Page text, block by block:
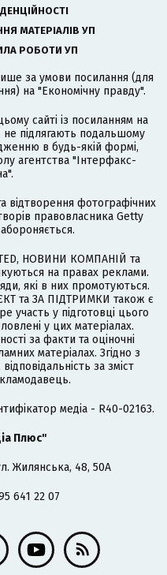
МАТЕРІАЛІВ УП
РОБОТИ УП
за умови посилання (для
на "Економічну правду".
сайті із посиланням на
не підлягають подальшому
в будь-якій формі,
агентства "Інтерфакс-
відтворення фотографічних
правовласника Getty
НОВИНИ КОМПАНІЙ та
на правах реклами.
які в них промотуються.
та ЗА ПІДТРИМКИ також є
участь у підготовці цього
у цих матеріалах.
за факти та оціночні
матеріалах. Згідно з
за зміст
медіа - R40-02163.
Плюс"
Жилянська, 48, 50А
641 22 07